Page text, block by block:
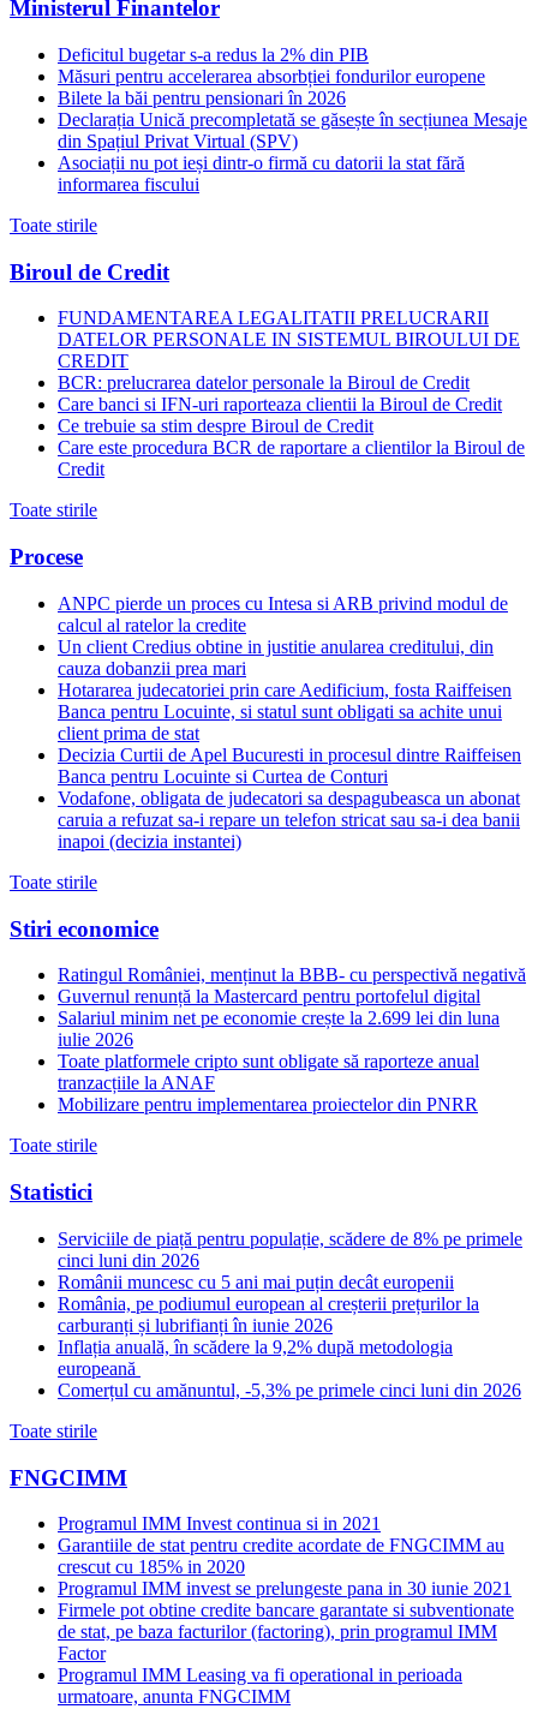
Ministerul Finantelor
Deficitul bugetar s-a redus la 2% din PIB
Măsuri pentru accelerarea absorbției fondurilor europene
Bilete la băi pentru pensionari în 2026
Declarația Unică precompletată se găsește în secțiunea Mesaje
din Spațiul Privat Virtual (SPV)
Asociații nu pot ieși dintr-o firmă cu datorii la stat fără
informarea fiscului
Toate stirile
Biroul de Credit
FUNDAMENTAREA LEGALITATII PRELUCRARII
DATELOR PERSONALE IN SISTEMUL BIROULUI DE
CREDIT
BCR: prelucrarea datelor personale la Biroul de Credit
Care banci si IFN-uri raporteaza clientii la Biroul de Credit
Ce trebuie sa stim despre Biroul de Credit
Care este procedura BCR de raportare a clientilor la Biroul de
Credit
Toate stirile
Procese
ANPC pierde un proces cu Intesa si ARB privind modul de
calcul al ratelor la credite
Un client Credius obtine in justitie anularea creditului, din
cauza dobanzii prea mari
Hotararea judecatoriei prin care Aedificium, fosta Raiffeisen
Banca pentru Locuinte, si statul sunt obligati sa achite unui
client prima de stat
Decizia Curtii de Apel Bucuresti in procesul dintre Raiffeisen
Banca pentru Locuinte si Curtea de Conturi
Vodafone, obligata de judecatori sa despagubeasca un abonat
caruia a refuzat sa-i repare un telefon stricat sau sa-i dea banii
inapoi (decizia instantei)
Toate stirile
Stiri economice
Ratingul României, menținut la BBB- cu perspectivă negativă
Guvernul renunță la Mastercard pentru portofelul digital
Salariul minim net pe economie crește la 2.699 lei din luna
iulie 2026
Toate platformele cripto sunt obligate să raporteze anual
tranzacțiile la ANAF
Mobilizare pentru implementarea proiectelor din PNRR
Toate stirile
Statistici
Serviciile de piață pentru populație, scădere de 8% pe primele
cinci luni din 2026
Românii muncesc cu 5 ani mai puțin decât europenii
România, pe podiumul european al creșterii prețurilor la
carburanți și lubrifianți în iunie 2026
Inflația anuală, în scădere la 9,2% după metodologia
europeană
Comerțul cu amănuntul, -5,3% pe primele cinci luni din 2026
Toate stirile
FNGCIMM
Programul IMM Invest continua si in 2021
Garantiile de stat pentru credite acordate de FNGCIMM au
crescut cu 185% in 2020
Programul IMM invest se prelungeste pana in 30 iunie 2021
Firmele pot obtine credite bancare garantate si subventionate
de stat, pe baza facturilor (factoring), prin programul IMM
Factor
Programul IMM Leasing va fi operational in perioada
urmatoare, anunta FNGCIMM